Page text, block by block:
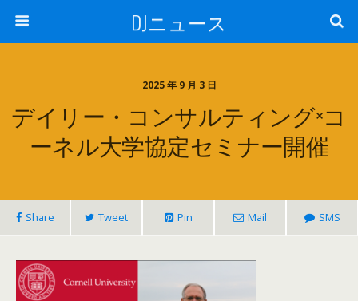
DJニュース
2025 年 9 月 3 日
デイリー・コンサルティング×コ
ーネル大学協定セミナー開催
Share Tweet Pin Mail SMS